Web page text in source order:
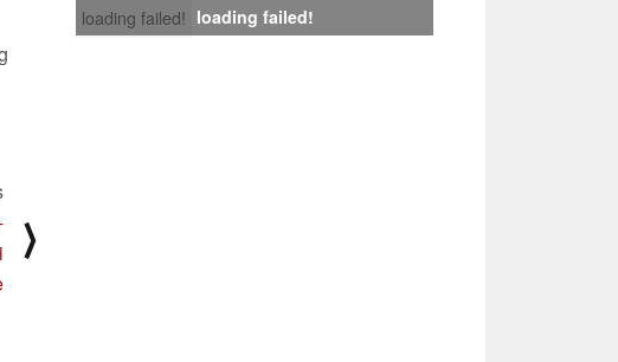
loading failed! loading failed!
⟩